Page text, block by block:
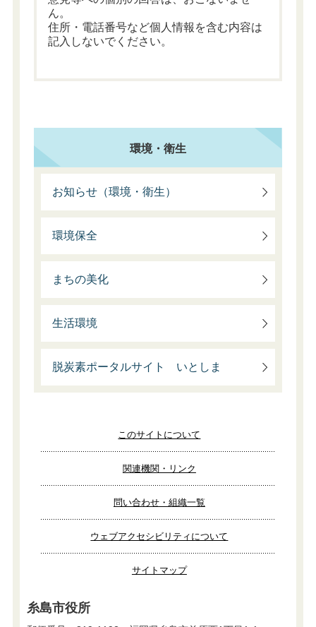
ん。
住所・電話番号など個人情報を含む内容は
記入しないでください。
環境・衛生
お知らせ（環境・衛生）
環境保全
まちの美化
生活環境
脱炭素ポータルサイト いとしま
このサイトについて
関連機関・リンク
問い合わせ・組織一覧
ウェブアクセシビリティについて
サイトマップ
糸島市役所